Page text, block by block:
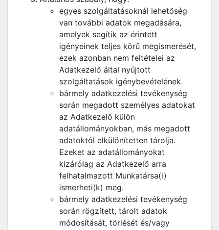
egyes szolgáltatásoknál lehetőség
van további adatok megadására,
amelyek segítik az érintett
igényeinek teljes körű megismerését,
ezek azonban nem feltételei az
Adatkezelő által nyújtott
szolgáltatások igénybevételének.
bármely adatkezelési tevékenység
során megadott személyes adatokat
az Adatkezelő külön
adatállományokban, más megadott
adatoktól elkülönítetten tárolja.
Ezeket az adatállományokat
kizárólag az Adatkezelő arra
felhatalmazott Munkatársa(i)
ismerheti(k) meg.
bármely adatkezelési tevékenység
során rögzített, tárolt adatok
módosítását, törlését és/vagy